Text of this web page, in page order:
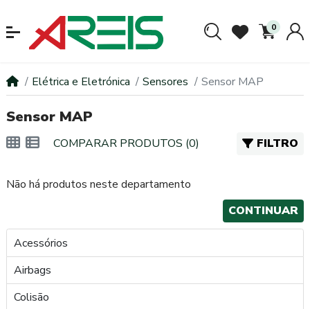
0
Elétrica e Eletrónica Sensores Sensor MAP
Acessórios
Airbags
Colisão
Sensor MAP
FILTRO
COMPARAR PRODUTOS (0)
Não há produtos neste departamento
CONTINUAR